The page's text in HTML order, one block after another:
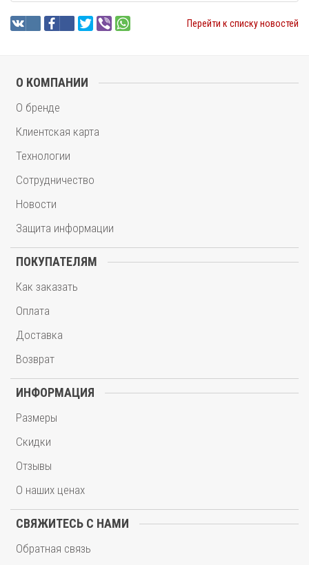
Перейти к списку новостей
О КОМПАНИИ
О бренде
Клиентская карта
Технологии
Сотрудничество
Новости
Защита информации
ПОКУПАТЕЛЯМ
Как заказать
Оплата
Доставка
Возврат
ИНФОРМАЦИЯ
Размеры
Скидки
Отзывы
О наших ценах
СВЯЖИТЕСЬ С НАМИ
Обратная связь